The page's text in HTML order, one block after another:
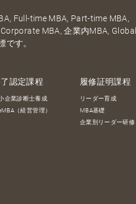
Full-time MBA, Part-time MBA,
MBA, 企業内MBA, Global
です。
認定課程
企業診断士養成
（経営管理）
履修証明課程
リーダー育成
MBA基礎
企業別リーダー研修